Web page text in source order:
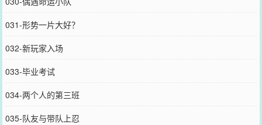
031-形势一片大好？
032-新玩家入场
033-毕业考试
034-两个人的第三班
035-队友与带队上忍